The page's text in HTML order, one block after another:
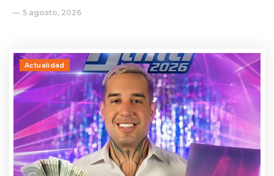
5 agosto, 2026
Actualidad